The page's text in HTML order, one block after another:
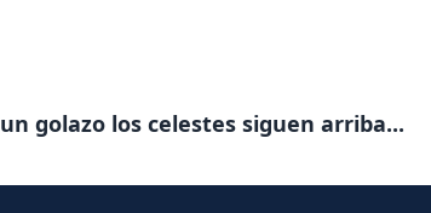
golazo los celestes siguen arriba...